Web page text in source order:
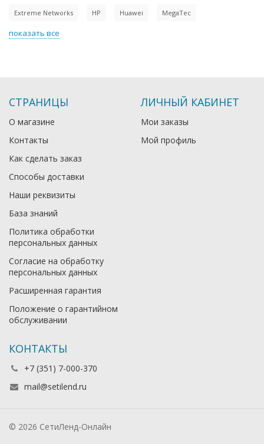
Extreme Networks HP Huawei MegaTec
показать все
СТРАНИЦЫ
О магазине
Контакты
Как сделать заказ
Способы доставки
Наши реквизиты
База знаний
Политика обработки
персональных данных
Согласие на обработку
персональных данных
Расширенная гарантия
Положение о гарантийном
обслуживании
ЛИЧНЫЙ КАБИНЕТ
Мои заказы
Мой профиль
КОНТАКТЫ
+7 (351) 7-000-370
mail@setilend.ru
© 2026 СетиЛенд-Онлайн